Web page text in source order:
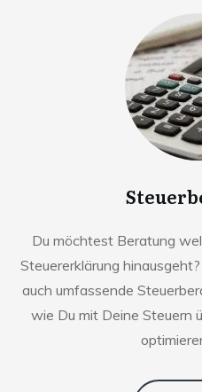
Du möchtest Beratung
Steuererklärung
auch umfassende
wie Du mit Deine Steuern